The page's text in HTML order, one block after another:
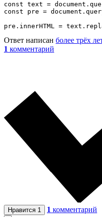
const text =
const pre =
pre.innerHTML =
Ответ написан более трёх
1 комментарий
Нравится 1 1 комментарий